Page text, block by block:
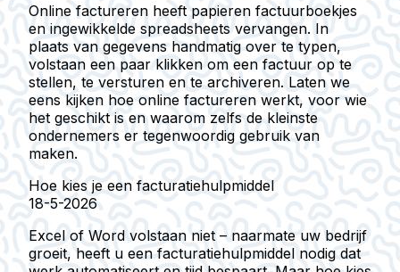
Online factureren heeft papieren factuurboekjes
en ingewikkelde spreadsheets vervangen. In
plaats van gegevens handmatig over te typen,
volstaan een paar klikken om een factuur op te
stellen, te versturen en te archiveren. Laten we
eens kijken hoe online factureren werkt, voor wie
het geschikt is en waarom zelfs de kleinste
ondernemers er tegenwoordig gebruik van
maken.
Hoe kies je een facturatiehulpmiddel
18-5-2026
Excel of Word volstaan niet – naarmate uw bedrijf
groeit, heeft u een facturatiehulpmiddel nodig dat